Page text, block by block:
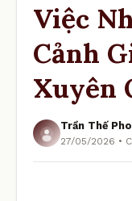
Việc
Cảnh
Xuyên
Trần Thế
27/05/2026 •